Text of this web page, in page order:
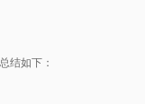
结如下：